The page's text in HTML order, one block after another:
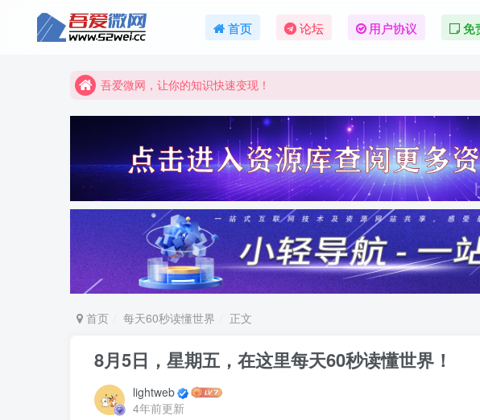
首页 论坛 用户协议 免
吾爱微网，让你的知识快速变现！
吾爱微网，让你的知识快速变现！
首页 每天60秒读懂世界 正文
8月5日，星期五，在这里每天60秒读懂世界！
lightweb
4年前更新